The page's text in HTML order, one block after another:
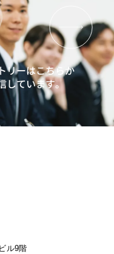
リーはこちらか
しています。
ル9階